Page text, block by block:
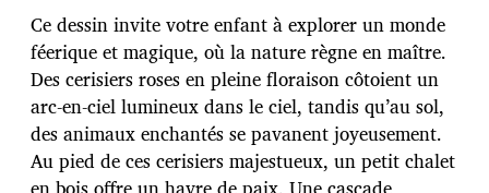
e
d
e
p
u
b
l
i
Ce dessin invite votre enfant à explorer un monde
féerique et magique, où la nature règne en maître.
Des cerisiers roses en pleine floraison côtoient un
arc-en-ciel lumineux dans le ciel, tandis qu’au sol,
des animaux enchantés se pavanent joyeusement.
Au pied de ces cerisiers majestueux, un petit chalet